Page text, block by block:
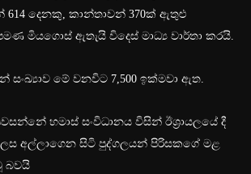
දෙනකු, කාන්තාවන් 370ක් ඇතුළු
මියගොස් ඇතැයි විදෙස් මාධ්‍ය වාර්තා කරයි.
සංඛ්‍යාව මේ වනවිට 7,500 ඉක්මවා ඇත.
හමාස් සංවිධානය විසින් ඊශ්‍රායලයේ දී
අල්ලාගෙන සිටි පුද්ගලයන් පිරිසකගේ මළ
බවයි